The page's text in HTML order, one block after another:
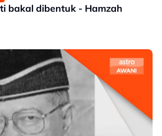
bakal dibentuk - Hamzah